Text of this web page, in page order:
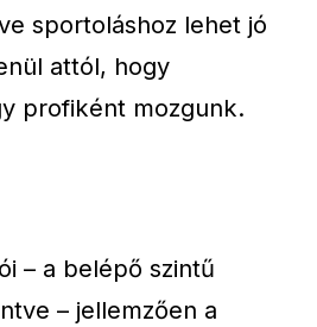
sportoláshoz lehet jó
attól, hogy
profiként mozgunk.
– a belépő szintű
– jellemzően a